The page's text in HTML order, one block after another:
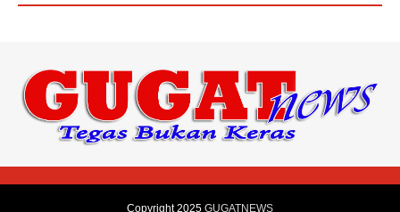
Copyright 2025 GUGATNEWS